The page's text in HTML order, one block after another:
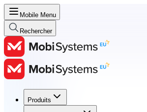
Mobile Menu
Rechercher
Produits
Produits